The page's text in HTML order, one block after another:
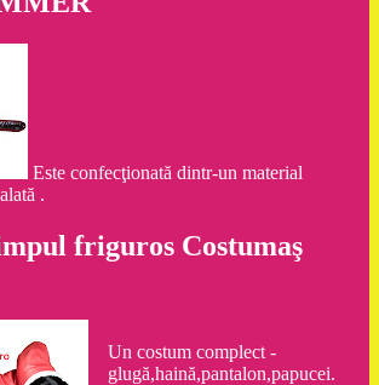
Este confecţionată dintr-un material
.
friguros Costumaş
Un costum complect -
glugă,haină,pantalon,papucei.